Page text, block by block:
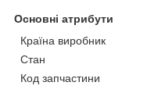
Основні атрибути
Країна виробник
Стан
Код запчастини